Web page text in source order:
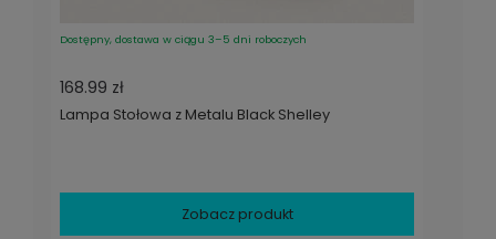
Dostępny, dostawa w ciągu 3–5 dni roboczych
168.99 zł
Lampa Stołowa z Metalu Black Shelley
Zobacz produkt